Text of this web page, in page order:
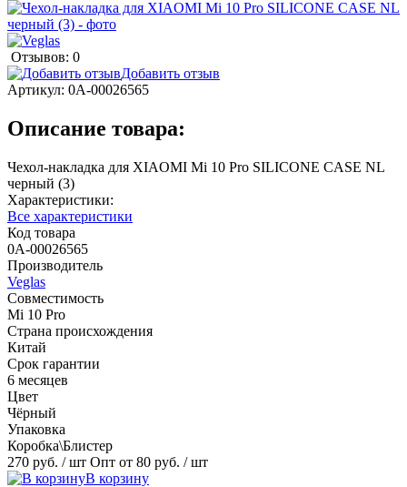
Отзывов: 0
Добавить отзыв
Артикул: 0А-00026565
Описание товара:
Чехол-накладка для XIAOMI Mi 10 Pro SILICONE CASE NL
черный (3)
Характеристики:
Все характеристики
Код товара
0А-00026565
Производитель
Veglas
Совместимость
Mi 10 Pro
Страна происхождения
Китай
Срок гарантии
6 месяцев
Цвет
Чёрный
Упаковка
Коробка\Блистер
270 руб. / шт Опт от 80 руб. / шт
В корзину